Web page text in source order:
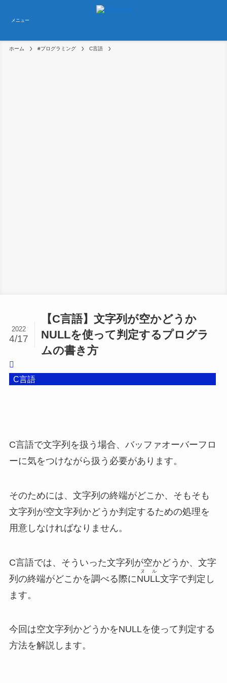
メニュー
ホーム #プログラミング C言語
【C言語】文字列が空かどうか
NULLを使って判定するプログラ
ムの書き方
2022
4/17
C言語
C言語で文字列を扱う場合、バッファオーバーフロ
ーに気をつけながら扱う必要があります。
そのためには、文字列の終端がどこか、そもそも
文字列が空文字列かどうか判定するための処理を
用意しなければなりません。
C言語では、そういった文字列が空かどうか、文字
列の終端がどこかを調べる際にNULL
ヌル
文字で判定し
ます。
今回は空文字列かどうかをNULLを使って判定する
方法を解説します。